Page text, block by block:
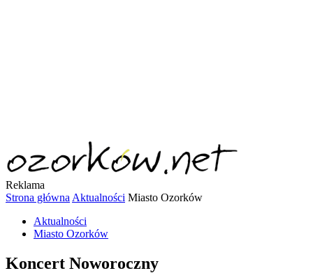
Reklama
Strona główna Aktualności Miasto Ozorków
Aktualności
Miasto Ozorków
Koncert Noworoczny